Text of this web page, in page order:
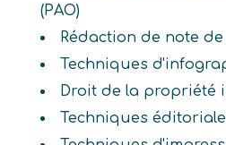
(PAO)
Rédaction de note
Techniques
Droit de la propriété
Techniques